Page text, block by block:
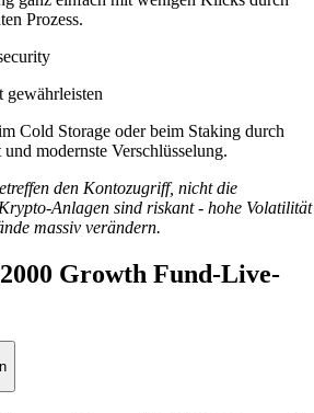
Prozess.
gewährleisten
Cold Storage oder beim Staking durch
modernste Verschlüsselung.
den Kontozugriff, nicht die
Anlagen sind riskant - hohe Volatilität
massiv verändern.
Growth Fund-Live-